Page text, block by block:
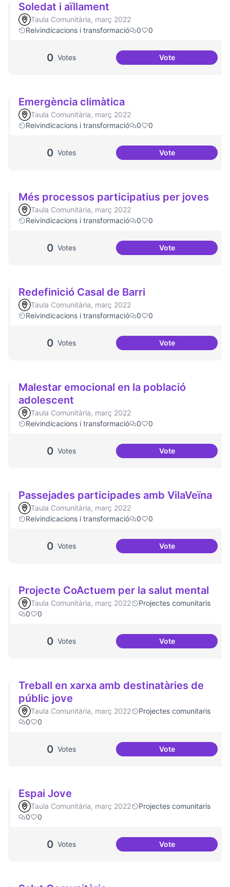
Soledat i aïllament
Taula Comunitària, març 2022
Reivindicacions i transformació
0 0
0 Votes VoteSoledat i
Emergència climàtica
Taula Comunitària, març 2022
Reivindicacions i transformació
0 0
0 Votes VoteEmergència
Més processos participatius per joves
Taula Comunitària, març 2022
Reivindicacions i transformació
0 0
0 Votes VoteMés processos
Redefinició Casal de Barri
Taula Comunitària, març 2022
Reivindicacions i transformació
0 0
0 Votes VoteRedefinició Casal
Malestar emocional en la població
adolescent
Taula Comunitària, març 2022
Reivindicacions i transformació
0 0
0 Votes VoteMalestar
Passejades participades amb VilaVeïna
Taula Comunitària, març 2022
Reivindicacions i transformació
0 0
0 Votes VotePassejades
Projecte CoActuem per la salut mental
Taula Comunitària, març 2022
Projectes comunitaris
0
0
0 Votes VoteProjecte
Treball en xarxa amb destinatàries de
públic jove
Taula Comunitària, març 2022
Projectes comunitaris
0
0
0 Votes VoteTreball en xarxa
Espai Jove
Taula Comunitària, març 2022
Projectes comunitaris
0
0
0 Votes VoteEspai Jove